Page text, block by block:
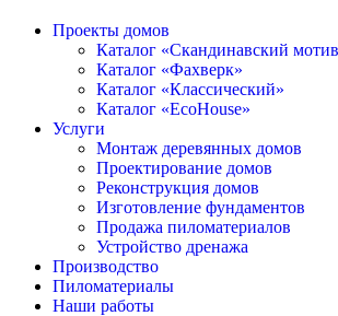
Проекты домов
Каталог «Скандинавский
Каталог «Фахверк»
Каталог «Классический»
Каталог «EcoHouse»
Услуги
Монтаж деревянных домов
Проектирование домов
Реконструкция домов
Изготовление фундаментов
Продажа пиломатериалов
Устройство дренажа
Производство
Пиломатериалы
Наши работы